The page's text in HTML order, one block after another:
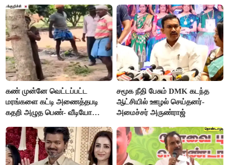
கண் முன்னே வெட்டப்பட்ட
மரங்களை கட்டி அணைத்தபடி
கதறி அழுத பெண்- வீடியோ
சமூக நீதி பேசும் DMK கடந்த
ஆட்சியில் ஊழல் செய்தனர்-
அமைச்சர் அருண்ராஜ்